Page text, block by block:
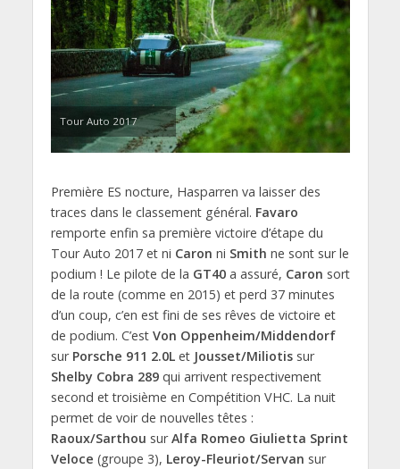
Tour Auto 2017
Première ES nocture, Hasparren va laisser des
traces dans le classement général. Favaro
remporte enfin sa première victoire d’étape du
Tour Auto 2017 et ni Caron ni Smith ne sont sur le
podium ! Le pilote de la GT40a assuré, Caron sort
de la route (comme en 2015) et perd 37 minutes
d’un coup, c’en est fini de ses rêves de victoire et
de podium. C’est Von Oppenheim/Middendorf
sur Porsche 911 2.0Let Jousset/Miliotissur
Shelby Cobra 289qui arrivent respectivement
second et troisième en Compétition VHC. La nuit
permet de voir de nouvelles têtes :
Raoux/Sarthou surAlfa Romeo Giulietta Sprint
Veloce (groupe 3), Leroy-Fleuriot/Servan sur